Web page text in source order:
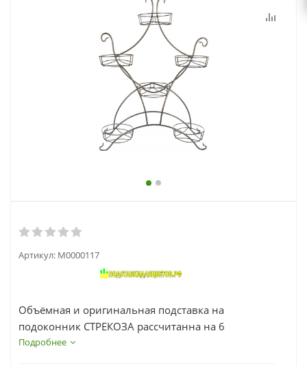
Артикул: М0000117
Объёмная и оригинальная подставка на
подоконник СТРЕКОЗА рассчитанна на 6
горшков. Благодаря своей форме, с легкостью
Подробнее